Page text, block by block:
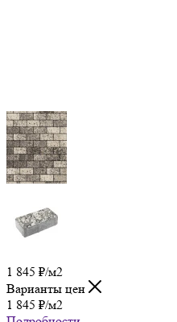
1 845 ₽/м2
Варианты цен
1 845 ₽/м2